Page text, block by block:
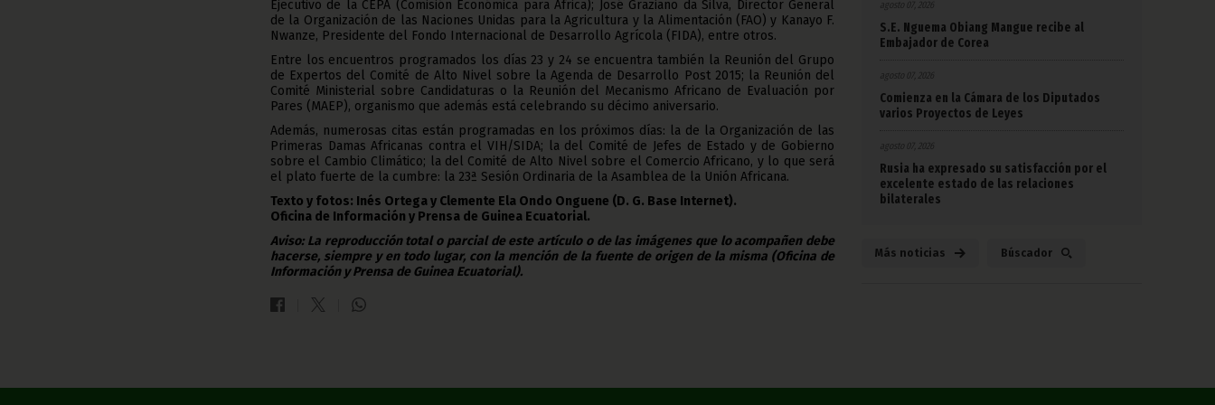
Ejecutivo de la CEPA (Comisión Económica para África); José Graziano da Silva, Director General
de la Organización de las Naciones Unidas para la Agricultura y la Alimentación (FAO) y Kanayo F.
Nwanze, Presidente del Fondo Internacional de Desarrollo Agrícola (FIDA), entre otros.
Entre los encuentros programados los días 23 y 24 se encuentra también la Reunión del Grupo
de Expertos del Comité de Alto Nivel sobre la Agenda de Desarrollo Post 2015; la Reunión del
Comité Ministerial sobre Candidaturas o la Reunión del Mecanismo Africano de Evaluación por
Pares (MAEP), organismo que además está celebrando su décimo aniversario.
Además, numerosas citas están programadas en los próximos días: la de la Organización de las
Primeras Damas Africanas contra el VIH/SIDA; la del Comité de Jefes de Estado y de Gobierno
sobre el Cambio Climático; la del Comité de Alto Nivel sobre el Comercio Africano, y lo que será
el plato fuerte de la cumbre: la 23ª Sesión Ordinaria de la Asamblea de la Unión Africana.
Texto y fotos: Inés Ortega y Clemente Ela Ondo Onguene (D. G. Base Internet).
Oficina de Información y Prensa de Guinea Ecuatorial.
Aviso: La reproducción total o parcial de este artículo o de las imágenes que lo acompañen debe
hacerse, siempre y en todo lugar, con la mención de la fuente de origen de la misma (Oficina de
Información y Prensa de Guinea Ecuatorial).
agosto 07, 2026
S.E. Nguema Obiang Mangue recibe al
Embajador de Corea
agosto 07, 2026
Comienza en la Cámara de los Diputados
varios Proyectos de Leyes
agosto 07, 2026
Rusia ha expresado su satisfacción por el
excelente estado de las relaciones
bilaterales
Más noticias Búscador